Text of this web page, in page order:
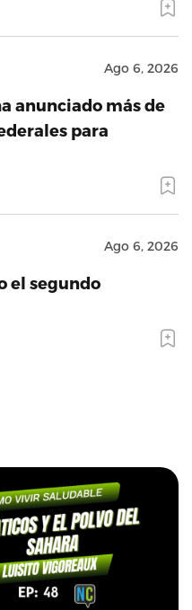
Ago 6, 2026
anunciado más de
para
Ago 6, 2026
el segundo